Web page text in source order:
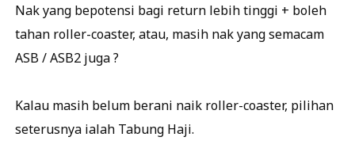
Nak yang bepotensi bagi return lebih tinggi + boleh
tahan roller-coaster, atau, masih nak yang semacam
ASB / ASB2 juga ?
Kalau masih belum berani naik roller-coaster, pilihan
seterusnya ialah Tabung Haji.